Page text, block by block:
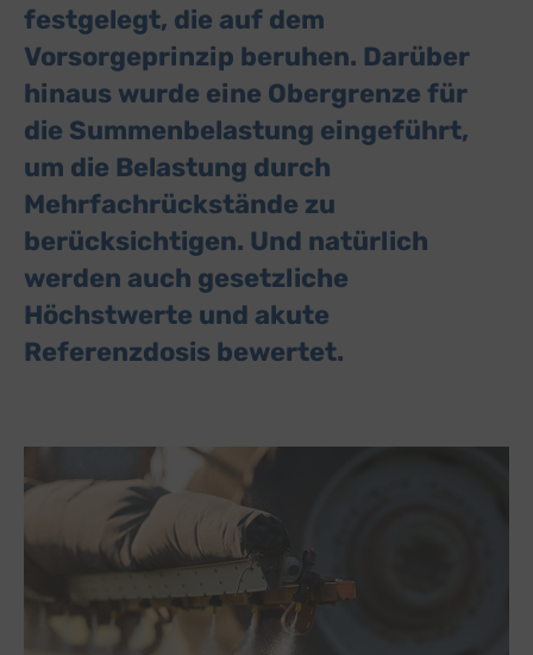
festgelegt, die auf dem
Vorsorgeprinzip beruhen. Darüber
hinaus wurde eine Obergrenze für
die Summenbelastung eingeführt,
um die Belastung durch
Mehrfachrückstände zu
berücksichtigen. Und natürlich
werden auch gesetzliche
Höchstwerte und akute
Referenzdosis bewertet.